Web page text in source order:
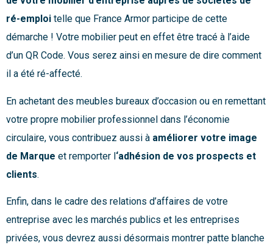
ré-emploi telle que France Armor participe de cette
démarche ! Votre mobilier peut en effet être tracé à l’aide
d’un QR Code. Vous serez ainsi en mesure de dire comment
il a été ré-affecté.
En achetant des meubles bureaux d’occasion ou en remettant
votre propre mobilier professionnel dans l’économie
circulaire, vous contribuez aussi à améliorer votre image
de Marque et remporter l‘adhésion de vos prospects et
clients.
Enfin, dans le cadre des relations d’affaires de votre
entreprise avec les marchés publics et les entreprises
privées, vous devrez aussi désormais montrer patte blanche